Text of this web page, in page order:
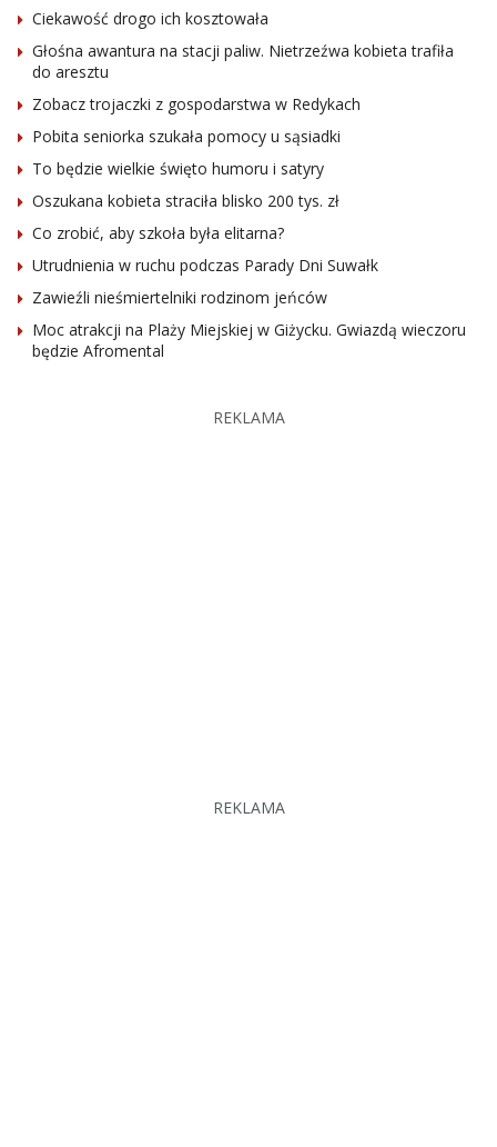
Ciekawość drogo ich kosztowała
Głośna awantura na stacji paliw. Nietrzeźwa kobieta trafiła
do aresztu
Zobacz trojaczki z gospodarstwa w Redykach
Pobita seniorka szukała pomocy u sąsiadki
To będzie wielkie święto humoru i satyry
Oszukana kobieta straciła blisko 200 tys. zł
Co zrobić, aby szkoła była elitarna?
Utrudnienia w ruchu podczas Parady Dni Suwałk
Zawieźli nieśmiertelniki rodzinom jeńców
Moc atrakcji na Plaży Miejskiej w Giżycku. Gwiazdą wieczoru
będzie Afromental
REKLAMA
REKLAMA